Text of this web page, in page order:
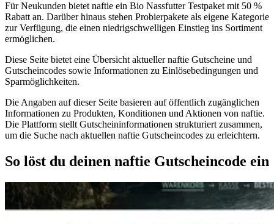
Für Neukunden bietet naftie ein Bio Nassfutter Testpaket mit 50 %
Rabatt an. Darüber hinaus stehen Probierpakete als eigene Kategorie
zur Verfügung, die einen niedrigschwelligen Einstieg ins Sortiment
ermöglichen.
Diese Seite bietet eine Übersicht aktueller naftie Gutscheine und
Gutscheincodes sowie Informationen zu Einlösebedingungen und
Sparmöglichkeiten.
Die Angaben auf dieser Seite basieren auf öffentlich zugänglichen
Informationen zu Produkten, Konditionen und Aktionen von naftie.
Die Plattform stellt Gutscheininformationen strukturiert zusammen,
um die Suche nach aktuellen naftie Gutscheincodes zu erleichtern.
So löst du deinen naftie Gutscheincode ein